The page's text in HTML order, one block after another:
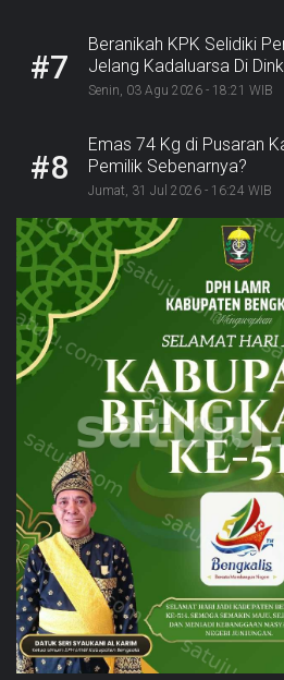
#7
Beranikah KPK Selidiki
Jelang Kadaluarsa Di
Senin, 03 Agu 2026 - 18:21 WIB
#8
Emas 74 Kg di Pusaran
Pemilik Sebenarnya?
Jumat, 31 Jul 2026 - 16:24 WIB